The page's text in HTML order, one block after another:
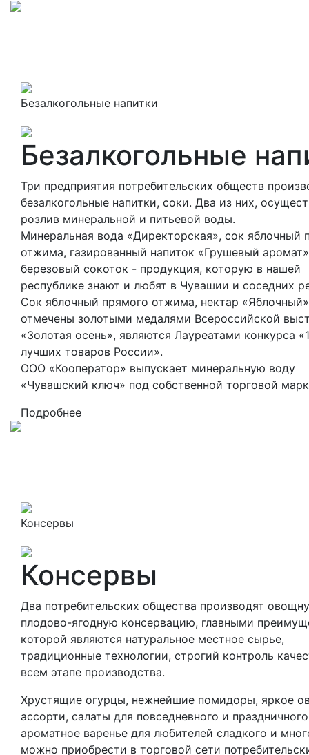
Безалкогольные напитки
Безалкогольные
Три предприятия потребительских обществ
безалкогольные напитки, соки. Два из них,
розлив минеральной и питьевой воды.
Минеральная вода «Директорская», сок яблочный
отжима, газированный напиток «Грушевый
березовый сокоток - продукция, которую в нашей
республике знают и любят в Чувашии и соседних
Сок яблочный прямого отжима, нектар «Яблочный»
отмечены золотыми медалями Всероссийской
«Золотая осень», являются Лауреатами конкурса
лучших товаров России».
ООО «Кооператор» выпускает минеральную воду
«Чувашский ключ» под собственной торговой
Подробнее
Консервы
Консервы
Два потребительских общества производят
плодово-ягодную консервацию, главными
которой являются натуральное местное сырье,
традиционные технологии, строгий контроль
всем этапе производства.
Хрустящие огурцы, нежнейшие помидоры, яркое
ассорти, салаты для повседневного и
ароматное варенье для любителей сладкого и
можно приобрести в торговой сети